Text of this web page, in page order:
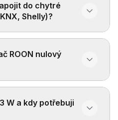
do chytré
Shelly)?
ROON nulový
W a kdy potřebuji